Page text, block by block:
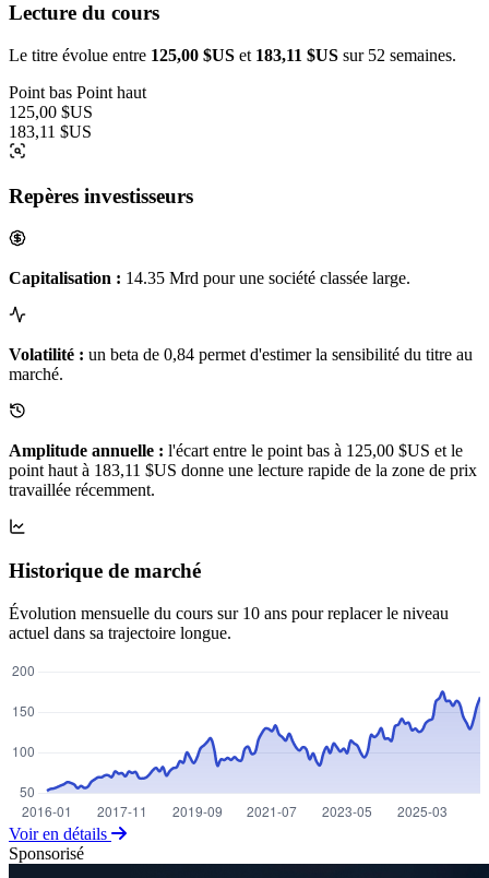
Lecture du cours
Le titre évolue entre 125,00 $US et 183,11 $US sur 52 semaines.
Point bas Point haut
125,00 $US
183,11 $US
Repères investisseurs
Capitalisation : 14.35 Mrd pour une société classée large.
Volatilité : un beta de 0,84 permet d'estimer la sensibilité du titre au
marché.
Amplitude annuelle : l'écart entre le point bas à 125,00 $US et le
point haut à 183,11 $US donne une lecture rapide de la zone de prix
travaillée récemment.
Historique de marché
Évolution mensuelle du cours sur 10 ans pour replacer le niveau
actuel dans sa trajectoire longue.
Voir en détails
Sponsorisé